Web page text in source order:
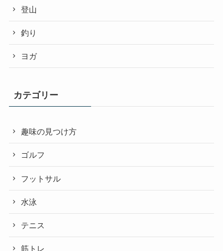
登山
釣り
ヨガ
カテゴリー
趣味の見つけ方
ゴルフ
フットサル
水泳
テニス
筋トレ